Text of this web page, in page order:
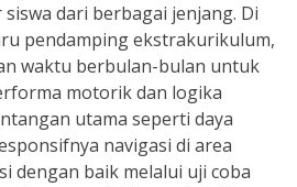
dari berbagai jenjang. Di
pendamping ekstrakurikulum,
waktu berbulan-bulan untuk
motorik dan logika
utama seperti daya
navigasi di area
dengan baik melalui uji coba